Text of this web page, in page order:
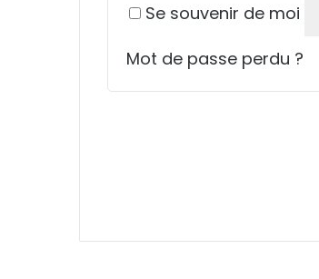
Se souvenir de moi
Mot de passe perdu ?